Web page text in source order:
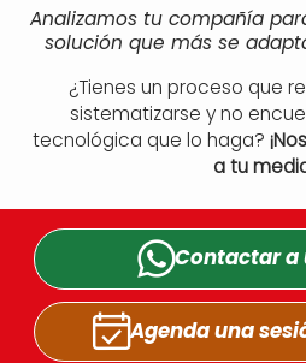
Analizamos tu compañía
solución que más se
¿Tienes un proceso que
sistematizarse y no
tecnológica que lo haga?
a tu
Contactar a
Agenda una